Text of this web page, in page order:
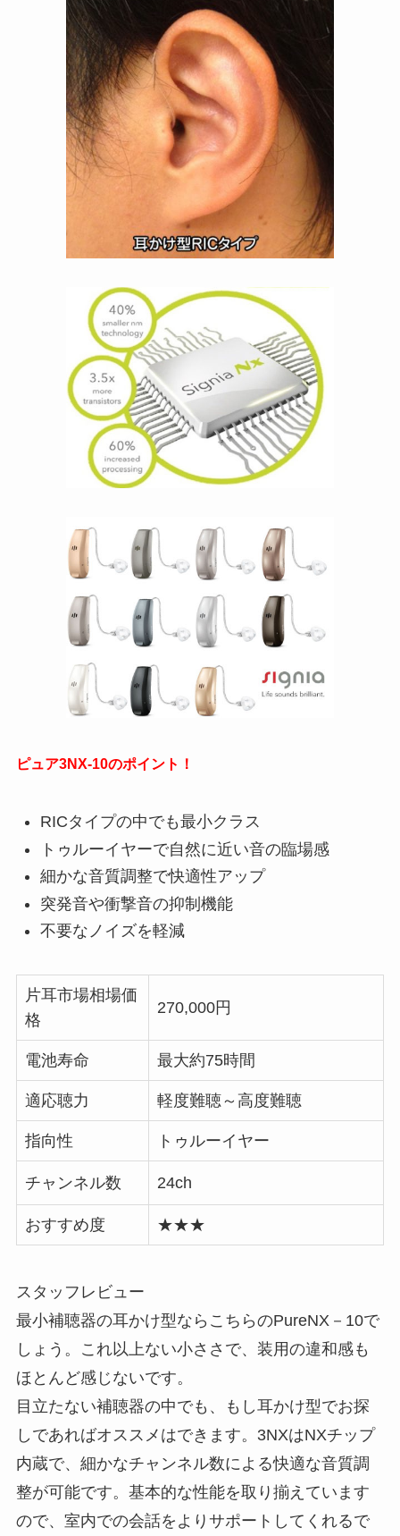
ピュア3NX-10のポイント！
RICタイプの中でも最小クラス
トゥルーイヤーで自然に近い音の臨場感
細かな音質調整で快適性アップ
突発音や衝撃音の抑制機能
不要なノイズを軽減
片耳市場相場価
格
270,000円
電池寿命 最大約75時間
適応聴力 軽度難聴～高度難聴
指向性 トゥルーイヤー
チャンネル数 24ch
おすすめ度 ★★★
スタッフレビュー
最小補聴器の耳かけ型ならこちらのPureNX－10で
しょう。これ以上ない小ささで、装用の違和感も
ほとんど感じないです。
目立たない補聴器の中でも、もし耳かけ型でお探
しであればオススメはできます。3NXはNXチップ
内蔵で、細かなチャンネル数による快適な音質調
整が可能です。基本的な性能を取り揃えています
ので、室内での会話をよりサポートしてくれるで